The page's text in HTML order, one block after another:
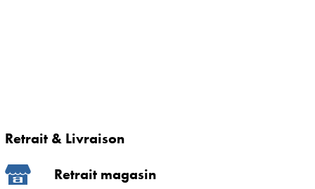
Retrait & Livraison
Retrait magasin